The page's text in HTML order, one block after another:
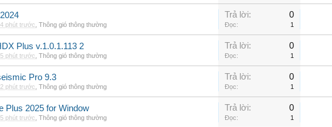
phút trước Thông gió thông thường
Trả lời: 0
Đọc: 1
Plus v.1.0.1.113 2
phút trước Thông gió thông thường
Trả lời: 0
Đọc: 1
Pro 9.3
phút trước Thông gió thông thường
Trả lời: 0
Đọc: 1
Plus 2025 for Window
phút trước Thông gió thông thường
Trả lời: 0
Đọc: 1